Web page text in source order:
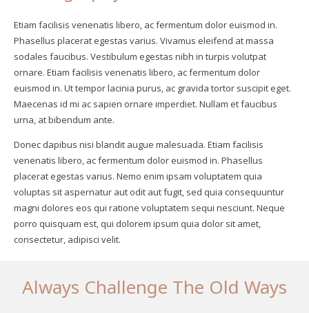
Etiam facilisis venenatis libero, ac fermentum dolor euismod in.
Phasellus placerat egestas varius. Vivamus eleifend at massa
sodales faucibus. Vestibulum egestas nibh in turpis volutpat
ornare. Etiam facilisis venenatis libero, ac fermentum dolor
euismod in. Ut tempor lacinia purus, ac gravida tortor suscipit eget.
Maecenas id mi ac sapien ornare imperdiet. Nullam et faucibus
urna, at bibendum ante.
Donec dapibus nisi blandit augue malesuada. Etiam facilisis
venenatis libero, ac fermentum dolor euismod in. Phasellus
placerat egestas varius. Nemo enim ipsam voluptatem quia
voluptas sit aspernatur aut odit aut fugit, sed quia consequuntur
magni dolores eos qui ratione voluptatem sequi nesciunt. Neque
porro quisquam est, qui dolorem ipsum quia dolor sit amet,
consectetur, adipisci velit.
Always Challenge The Old Ways